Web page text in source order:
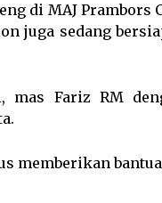
di MAJ Prambors
juga sedang
mas Fariz RM
memberikan